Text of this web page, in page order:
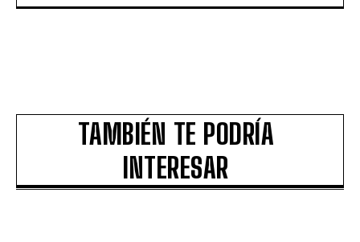
TAMBIÉN TE PODRÍA
INTERESAR